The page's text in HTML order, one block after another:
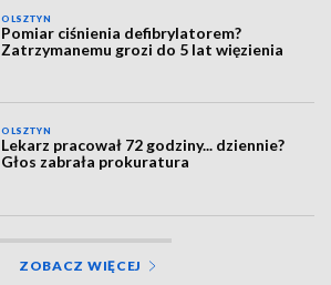
OLSZTYN
Pomiar ciśnienia defibrylatorem?
Zatrzymanemu grozi do 5 lat więzienia
OLSZTYN
Lekarz pracował 72 godziny... dziennie?
Głos zabrała prokuratura
ZOBACZ WIĘCEJ